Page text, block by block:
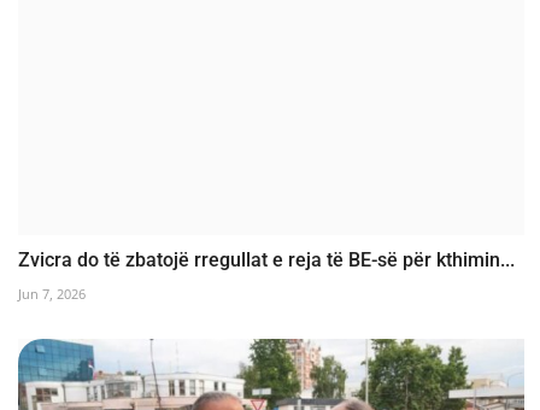
Zvicra do të zbatojë rregullat e reja të BE-së për kthimin...
Jun 7, 2026